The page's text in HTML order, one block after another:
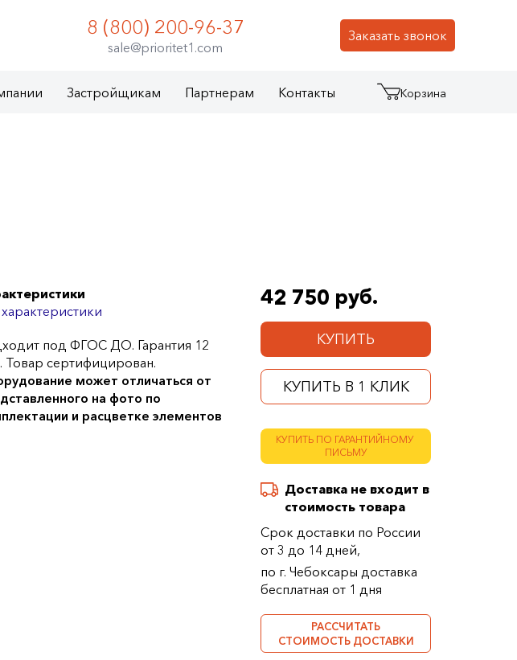
Заказать звонок
8 (800) 200-96-37
sale@prioritet1.com
Застройщикам Партнерам Контакты Корзина
42 750 руб.
КУПИТЬ
КУПИТЬ В 1 КЛИК
КУПИТЬ ПО ГАРАНТИЙНОМУ
ПИСЬМУ
Доставка не входит в
стоимость товара
Срок доставки по России
от 3 до 14 дней,
по г. Чебоксары доставка
бесплатная от 1 дня
РАССЧИТАТЬ
СТОИМОСТЬ ДОСТАВКИ
под ФГОС ДО. Гарантия 12
Товар сертифицирован.
может отличаться от
на фото по
и расцветке элементов